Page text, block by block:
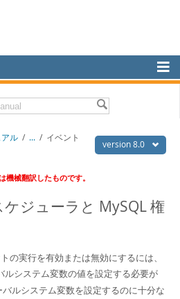
version 8.0
ル / ... / イベント
機械翻訳したものです。
ジューラと MySQL 権
の実行を有効または無効にするには、
ルシステム変数の値を設定する必要が
ルシステム変数を設定するのに十分な